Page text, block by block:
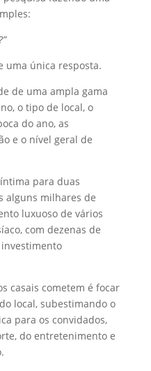
uma única resposta.
de uma ampla gama
o tipo de local, o
do ano, as
e o nível geral de
para duas
alguns milhares de
luxuoso de vários
com dezenas de
casais cometem é focar
local, subestimando o
para os convidados,
do entretenimento e